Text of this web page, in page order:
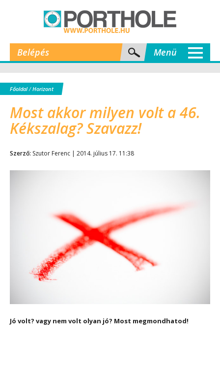
Belépés Menü
Főoldal/Horizont
Most akkor milyen volt a 46.
Kékszalag? Szavazz!
Szerző: Szutor Ferenc | 2014. július 17. 11:38
Jó volt? vagy nem volt olyan jó? Most megmondhatod!